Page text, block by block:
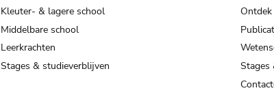
Kleuter- & lagere school
Middelbare school
Leerkrachten
Stages & studieverblijven
Stages